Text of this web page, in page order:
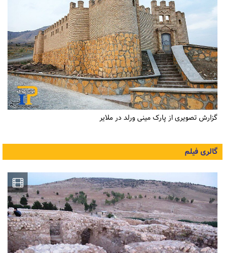
گزارش تصویری از پارک مینی ورلد در ملایر
گالری فیلم